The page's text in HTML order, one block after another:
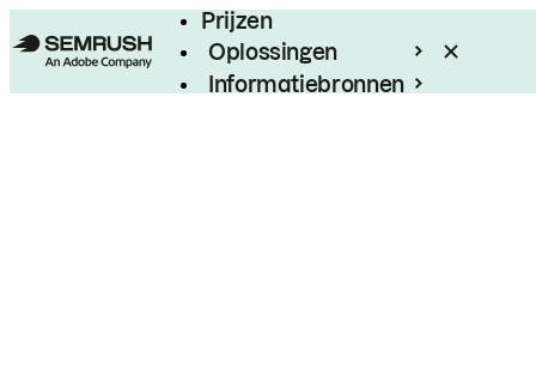
Prijzen
Oplossingen
Informatiebronnen